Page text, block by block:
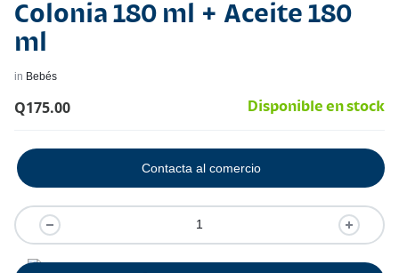
Colonia 180 ml + Aceite 180
ml
in Bebés
Q175.00 Disponible en stock
Contacta al comercio